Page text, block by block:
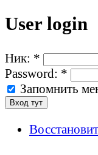
User login
Ник: *
Password: *
Запомнить